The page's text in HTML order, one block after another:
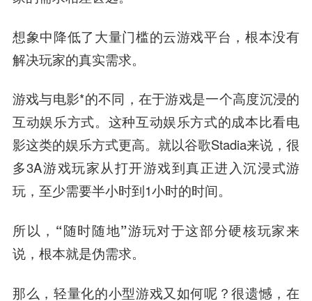
想象中降低了大量门槛的云游戏平台，根本没有
解决玩家的真实需求。
游戏与电影*的不同，在于游戏是一个高度沉浸的
互动娱乐方式。这种互动娱乐方式的成本比看电
影这类的娱乐方式更高。就以谷歌Stadia来说，很
多3A游戏玩家从打开游戏到真正进入沉浸式游
玩，至少需要半小时到1小时的时间。
所以， “随时随地”游玩对于这部分硬核玩家来
说，根本就是伪需求。
那么，轻量化的小型游戏又如何呢？很遗憾，在